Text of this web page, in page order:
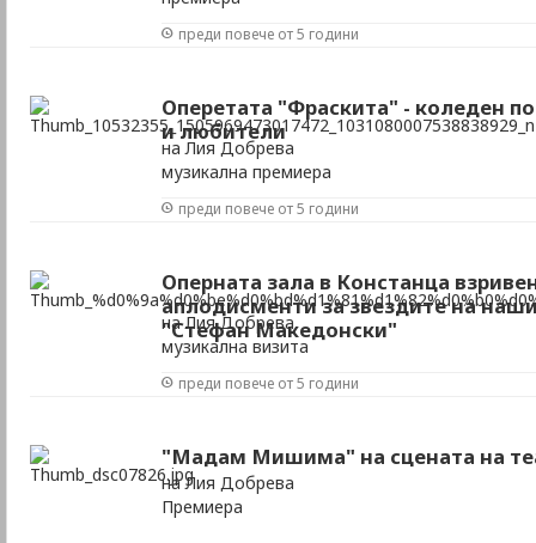
преди повече от 5 години
Оперетата "Фраскита" - коледен
и любители
на Лия Добрева
музикална премиера
преди повече от 5 години
Оперната зала в Констанца
аплодисменти за звездите на
"Стефан Македонски"
на Лия Добрева
музикална визита
преди повече от 5 години
"Мадам Мишима" на сцената на
на Лия Добрева
Премиера